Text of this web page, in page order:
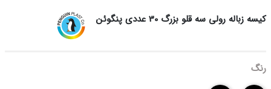
کیسه زباله رولی سه قلو بزرگ 30 عددی پنگوئن
رنگ